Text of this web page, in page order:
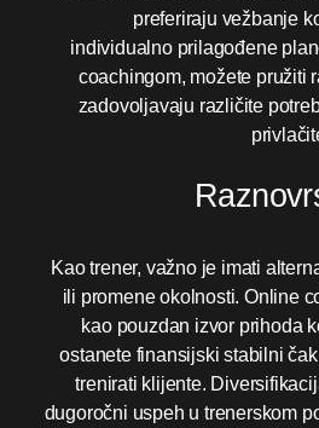
preferiraju vežbanje
individualno prilagođene
coachingom, možete pružiti
zadovoljavaju različite
Kao trener, važno je imati
ili promene okolnosti. Online
kao pouzdan izvor prihoda
ostanete finansijski stabilni
trenirati klijente.
dugoročni uspeh u trenerskom